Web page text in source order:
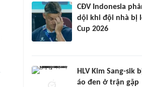
CĐV Indonesia
dội khi đội nhà bị
Cup 2026
HLV Kim Sang-sik
áo đen ở trận gặp